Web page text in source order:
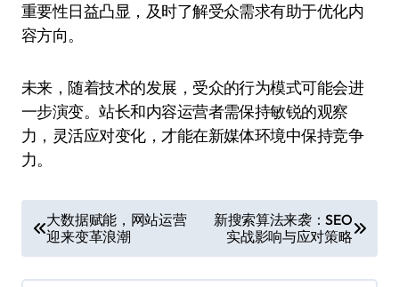
重要性日益凸显，及时了解受众需求有助于优化内
容方向。
未来，随着技术的发展，受众的行为模式可能会进
一步演变。站长和内容运营者需保持敏锐的观察
力，灵活应对变化，才能在新媒体环境中保持竞争
力。
章
导
大数据赋能，网站运营
迎来变革浪潮
新搜索算法来袭：SEO
实战影响与应对策略